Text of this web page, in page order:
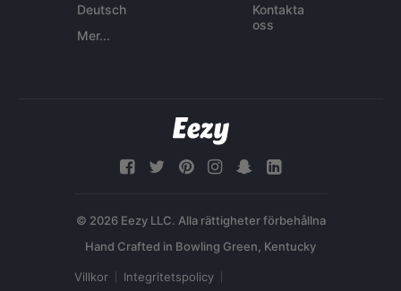
Deutsch
Mer...
Kontakta
oss
© 2026 Eezy LLC. Alla rättigheter förbehållna
Villkor Integritetspolicy